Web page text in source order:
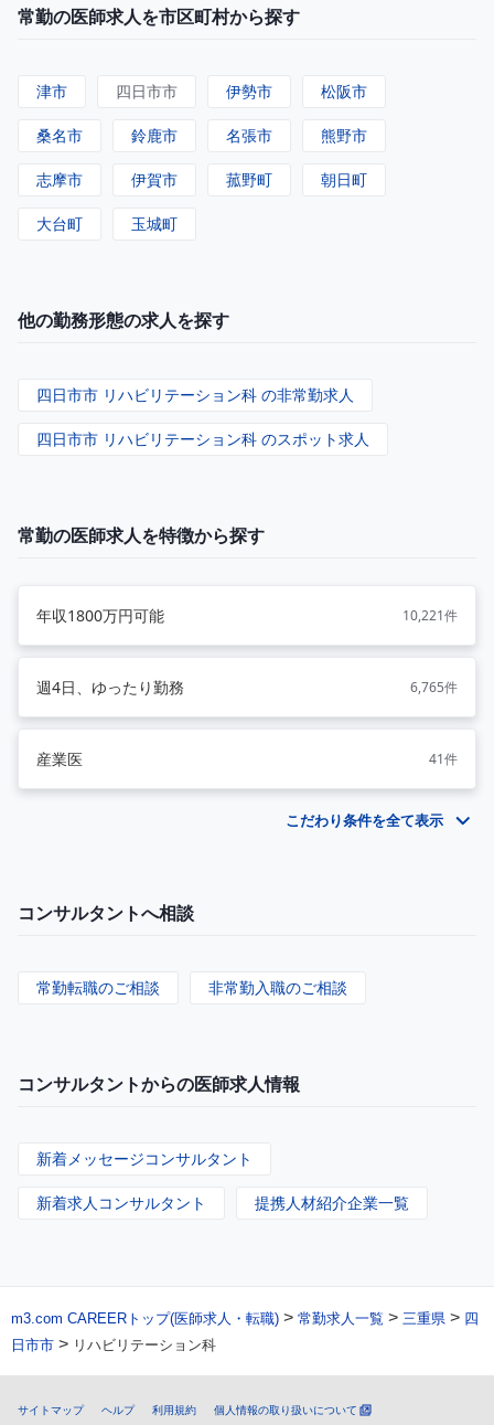
常勤の医師求人を市区町村から探す
津市 四日市市 伊勢市 松阪市
桑名市 鈴鹿市 名張市 熊野市
志摩市 伊賀市 菰野町 朝日町
大台町 玉城町
他の勤務形態の求人を探す
四日市市 リハビリテーション科 の非常勤求人
四日市市 リハビリテーション科 のスポット求人
常勤の医師求人を特徴から探す
年収1800万円可能 10,221件
週4日、ゆったり勤務 6,765件
産業医 41件
こだわり条件を全て表示
コンサルタントへ相談
常勤転職のご相談 非常勤入職のご相談
コンサルタントからの医師求人情報
新着メッセージコンサルタント
新着求人コンサルタント 提携人材紹介企業一覧
m3.com CAREERトップ(医師求人・転職) > 常勤求人一覧 > 三重県 > 四
日市市 > リハビリテーション科
サイトマップ ヘルプ 利用規約 個人情報の取り扱いについて